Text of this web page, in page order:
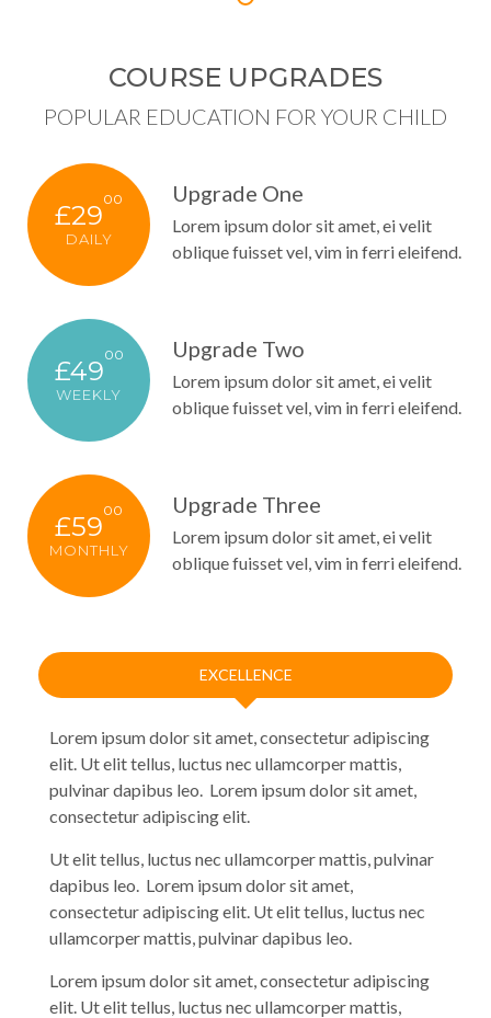
COURSE UPGRADES
POPULAR EDUCATION FOR YOUR CHILD
£29
00
DAILY
Upgrade One
Lorem ipsum dolor sit amet, ei velit
oblique fuisset vel, vim in ferri eleifend.
£49
00
WEEKLY
Upgrade Two
Lorem ipsum dolor sit amet, ei velit
oblique fuisset vel, vim in ferri eleifend.
£59
00
MONTHLY
Upgrade Three
Lorem ipsum dolor sit amet, ei velit
oblique fuisset vel, vim in ferri eleifend.
EXCELLENCE
Lorem ipsum dolor sit amet, consectetur adipiscing
elit. Ut elit tellus, luctus nec ullamcorper mattis,
pulvinar dapibus leo. Lorem ipsum dolor sit amet,
consectetur adipiscing elit.
Ut elit tellus, luctus nec ullamcorper mattis, pulvinar
dapibus leo. Lorem ipsum dolor sit amet,
consectetur adipiscing elit. Ut elit tellus, luctus nec
ullamcorper mattis, pulvinar dapibus leo.
Lorem ipsum dolor sit amet, consectetur adipiscing
elit. Ut elit tellus, luctus nec ullamcorper mattis,